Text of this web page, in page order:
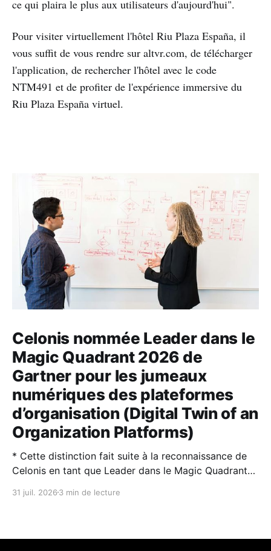
ce qui plaira le plus aux utilisateurs d'aujourd'hui".
Pour visiter virtuellement l'hôtel Riu Plaza España, il
vous suffit de vous rendre sur altvr.com, de télécharger
l'application, de rechercher l'hôtel avec le code
NTM491 et de profiter de l'expérience immersive du
Riu Plaza España virtuel.
Celonis nommée Leader dans le
Magic Quadrant 2026 de
Gartner pour les jumeaux
numériques des plateformes
d’organisation (Digital Twin of an
Organization Platforms)
* Cette distinction fait suite à la reconnaissance de
Celonis en tant que Leader dans le Magic Quadrant™
jumeaux numériques d’organisation (DTO) et
plus faciles à utiliser,
31 juil. 2026 3 min de lecture